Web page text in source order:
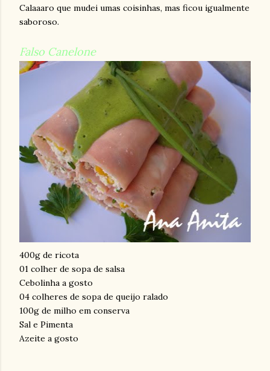
Calaaaro que mudei umas coisinhas, mas ficou igualmente
saboroso.
Falso Canelone
400g de ricota
01 colher de sopa de salsa
Cebolinha a gosto
04 colheres de sopa de queijo ralado
100g de milho em conserva
Sal e Pimenta
Azeite a gosto